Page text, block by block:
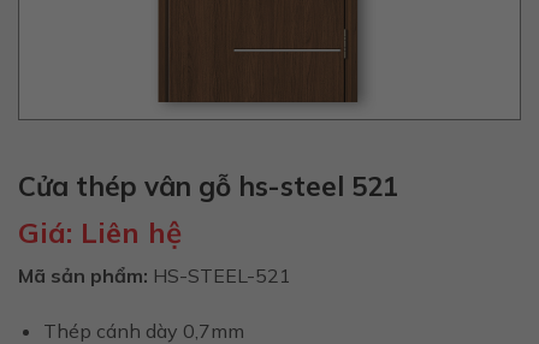
Cửa thép vân gỗ hs-steel 521
Giá: Liên hệ
Mã sản phẩm: HS-STEEL-521
Thép cánh dày 0,7mm